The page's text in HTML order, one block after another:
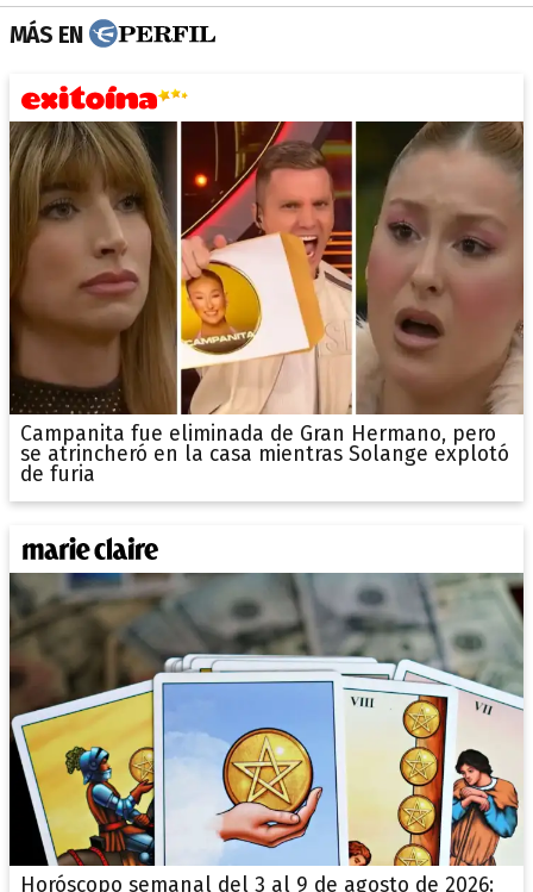
MÁS EN
Campanita fue eliminada de Gran Hermano, pero
se atrincheró en la casa mientras Solange explotó
de furia
Horóscopo semanal del 3 al 9 de agosto de 2026: